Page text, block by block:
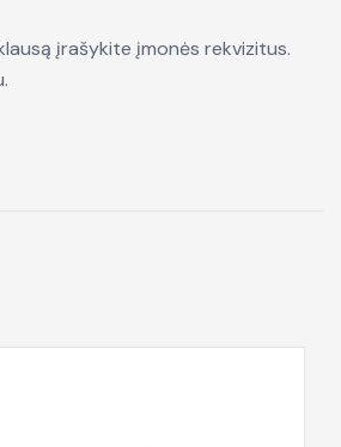
įrašykite įmonės rekvizitus.